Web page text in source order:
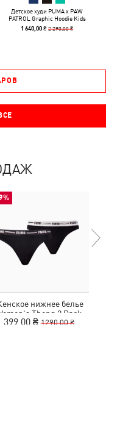
Детское худи PUMA x PAW
PATROL Graphic Hoodie Kids
1 640,00 ₴2 290,00 ₴
нижнее белье
Thong 2 Pack
399,00 ₴ 1290,00 ₴